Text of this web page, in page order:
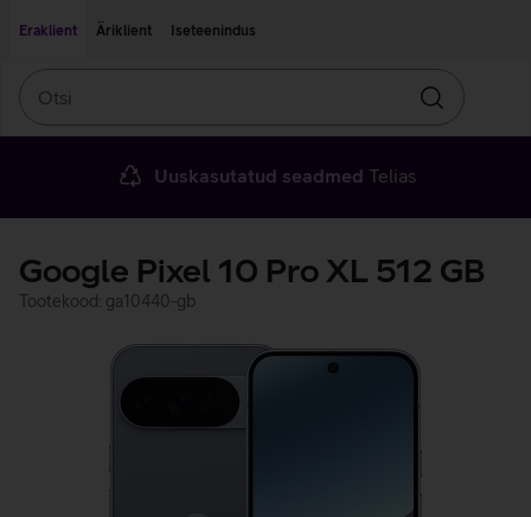
Eraklient
Äriklient Iseteenindus
Otsin
Uuskasutatud seadmed Telias
Google Pixel 10 Pro XL 512 GB
Tootekood: ga10440-gb